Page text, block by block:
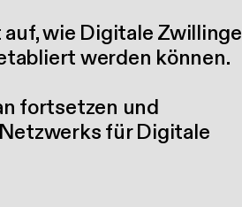
wie Digitale Zwillinge
werden können.
fortsetzen und
für Digitale